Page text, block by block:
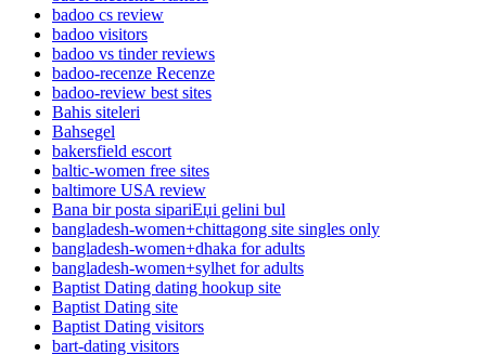
badoo cs review
badoo visitors
badoo vs tinder reviews
badoo-recenze Recenze
badoo-review best sites
Bahis siteleri
Bahsegel
bakersfield escort
baltic-women free sites
baltimore USA review
Bana bir posta sipariЕџi gelini bul
bangladesh-women+chittagong site singles only
bangladesh-women+dhaka for adults
bangladesh-women+sylhet for adults
Baptist Dating dating hookup site
Baptist Dating site
Baptist Dating visitors
bart-dating visitors